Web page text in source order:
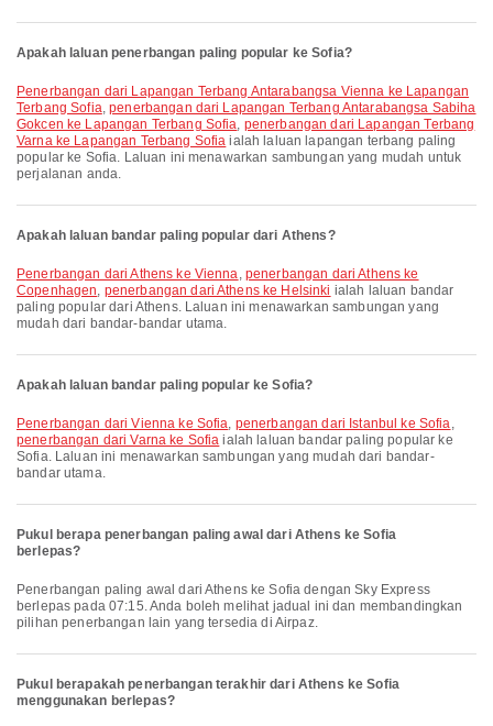
Apakah laluan penerbangan paling popular ke Sofia?
penerbangan dari Lapangan Terbang Antarabangsa Vienna ke Lapangan
Terbang Sofia,penerbangan dari Lapangan Terbang Antarabangsa Sabiha
Gokcen ke Lapangan Terbang Sofia, penerbangan dari Lapangan Terbang
Varna ke Lapangan Terbang Sofia ialah laluan lapangan terbang paling
popular ke Sofia. Laluan ini menawarkan sambungan yang mudah untuk
perjalanan anda.
Apakah laluan bandar paling popular dari Athens?
penerbangan dari Athens ke Vienna, penerbangan dari Athens ke
Copenhagen, penerbangan dari Athens ke Helsinki ialah laluan bandar
paling popular dari Athens. Laluan ini menawarkan sambungan yang
mudah dari bandar-bandar utama.
Apakah laluan bandar paling popular ke Sofia?
penerbangan dari Vienna ke Sofia, penerbangan dari Istanbul ke Sofia,
penerbangan dari Varna ke Sofia ialah laluan bandar paling popular ke
Sofia. Laluan ini menawarkan sambungan yang mudah dari bandar-
bandar utama.
Pukul berapa penerbangan paling awal dari Athens ke Sofia
berlepas?
Penerbangan paling awal dari Athens ke Sofia dengan Sky Express
berlepas pada 07:15. Anda boleh melihat jadual ini dan membandingkan
pilihan penerbangan lain yang tersedia di Airpaz.
Pukul berapakah penerbangan terakhir dari Athens ke Sofia
menggunakan berlepas?